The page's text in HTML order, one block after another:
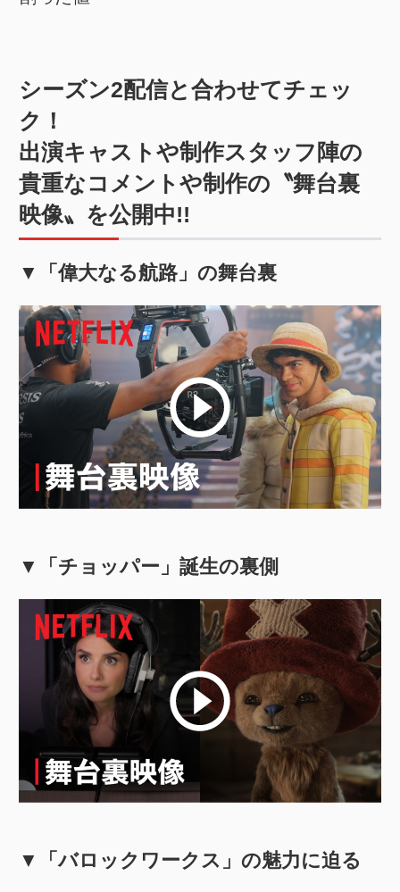
シーズン2配信と合わせてチェッ
ク！
出演キャストや制作スタッフ陣の
貴重なコメントや制作の〝舞台裏
映像〟を公開中!!
▼「偉大なる航路」の舞台裏
▼「チョッパー」誕生の裏側
▼「バロックワークス」の魅力に迫る